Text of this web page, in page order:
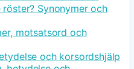
Synonymer och
motsatsord och
och korsordshjälp